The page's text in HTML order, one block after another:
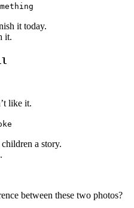
it today.
it.
like it.
a story.
between these two photos?